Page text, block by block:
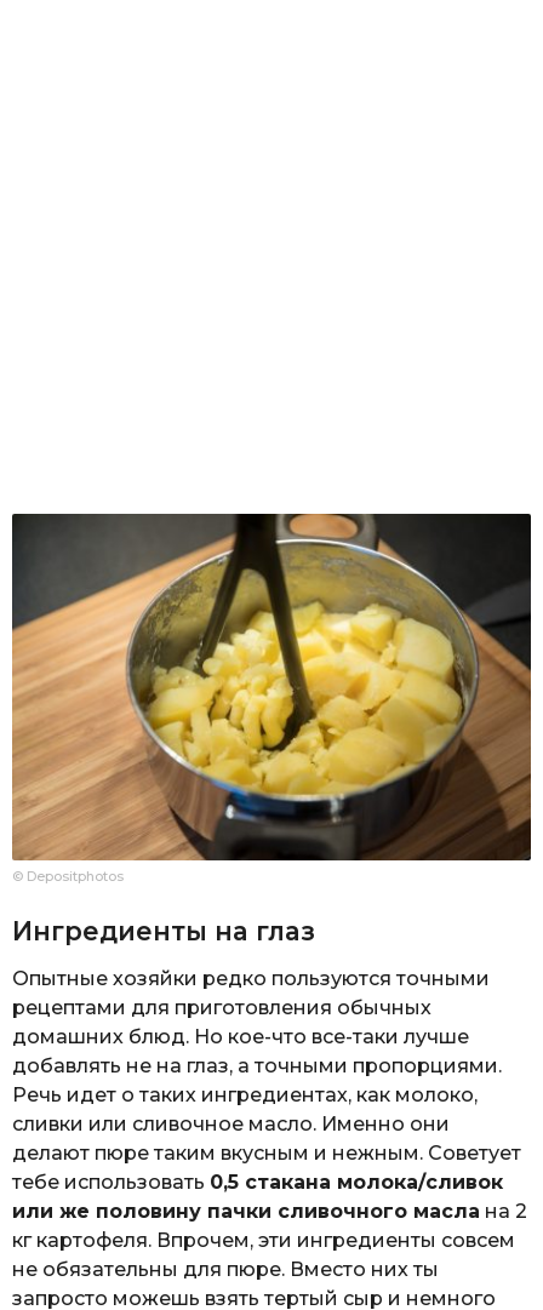
© Depositphotos
Ингредиенты на глаз
Опытные хозяйки редко пользуются точными
рецептами для приготовления обычных
домашних блюд. Но кое-что все-таки лучше
добавлять не на глаз, а точными пропорциями.
Речь идет о таких ингредиентах, как молоко,
сливки или сливочное масло. Именно они
делают пюре таким вкусным и нежным. Советует
тебе использовать 0,5 стакана молока/сливок
или же половину пачки сливочного масла на 2
кг картофеля. Впрочем, эти ингредиенты совсем
не обязательны для пюре. Вместо них ты
запросто можешь взять тертый сыр и немного